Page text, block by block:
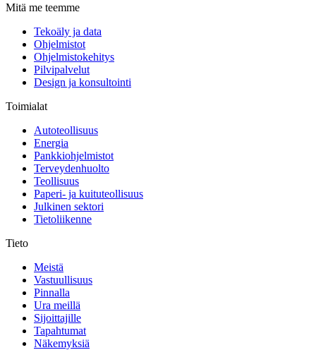
Mitä me teemme
Tekoäly ja data
Ohjelmistot
Ohjelmistokehitys
Pilvipalvelut
Design ja konsultointi
Toimialat
Autoteollisuus
Energia
Pankkiohjelmistot
Terveydenhuolto
Teollisuus
Paperi- ja kuituteollisuus
Julkinen sektori
Tietoliikenne
Tieto
Meistä
Vastuullisuus
Pinnalla
Ura meillä
Sijoittajille
Tapahtumat
Näkemyksiä